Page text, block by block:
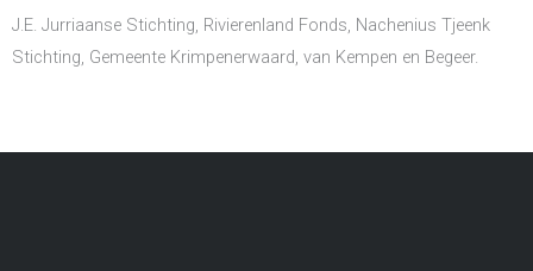
J.E. Jurriaanse Stichting, Rivierenland Fonds, Nachenius Tjeenk
Stichting, Gemeente Krimpenerwaard, van Kempen en Begeer.